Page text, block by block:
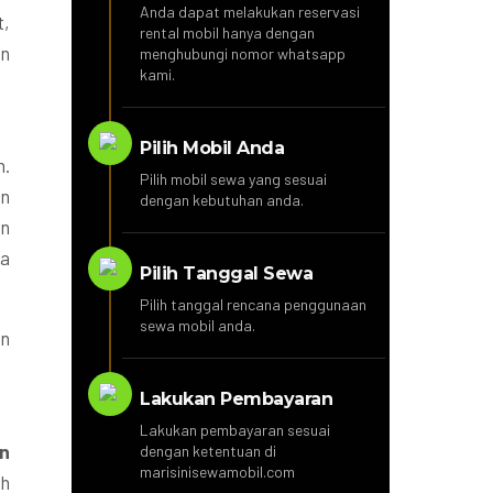
Anda dapat melakukan reservasi
rental mobil hanya dengan
menghubungi nomor whatsapp
kami.
Pilih Mobil Anda
Pilih mobil sewa yang sesuai
dengan kebutuhan anda.
Pilih Tanggal Sewa
Pilih tanggal rencana penggunaan
sewa mobil anda.
Lakukan Pembayaran
Lakukan pembayaran sesuai
dengan ketentuan di
marisinisewamobil.com